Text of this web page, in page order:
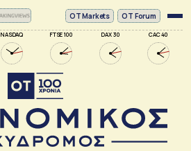
NASDAQ FTSE 100 DAX 30 CAC 40
ΟΤ Markets OT Forum